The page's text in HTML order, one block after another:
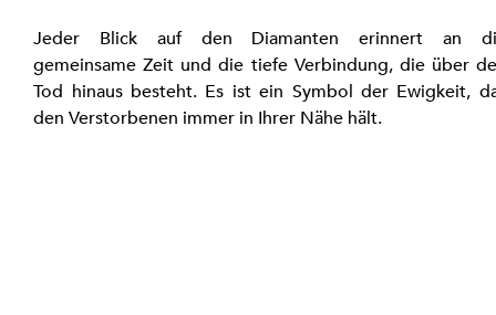
Jeder Blick auf den Diamanten erinnert an
gemeinsame Zeit und die tiefe Verbindung, die über
Tod hinaus besteht. Es ist ein Symbol der Ewigkeit,
den Verstorbenen immer in Ihrer Nähe hält.